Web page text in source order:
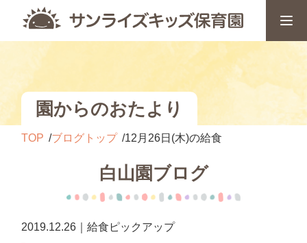
園からのおたより
TOP ブログトップ 12月26日(木)の給食
白山園ブログ
2019.12.26｜給食ピックアップ